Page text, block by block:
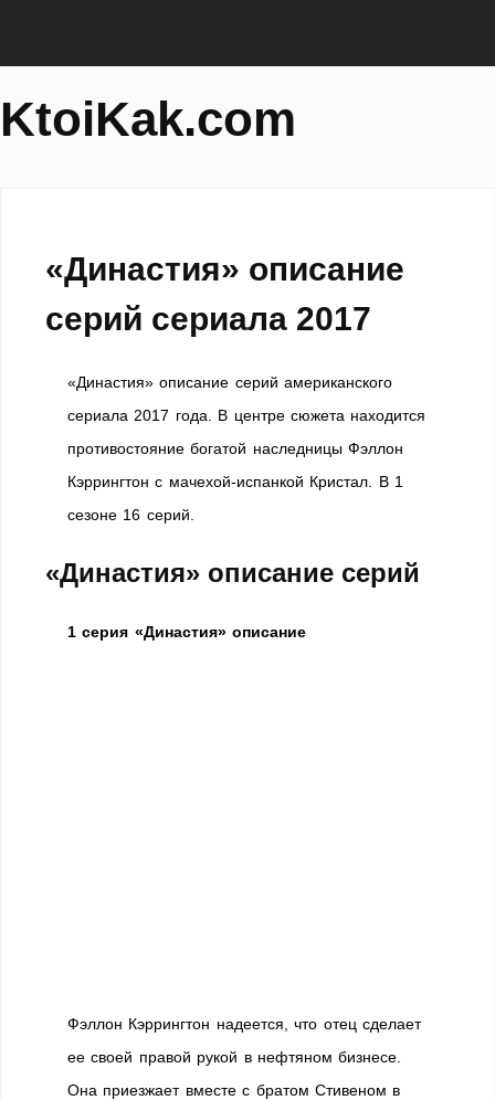
KtoiKak.com
«Династия» описание
серий сериала 2017
«Династия» описание серий американского
сериала 2017 года. В центре сюжета находится
противостояние богатой наследницы Фэллон
Кэррингтон с мачехой-испанкой Кристал. В 1
сезоне 16 серий.
«Династия» описание серий
1 серия «Династия» описание
Фэллон Кэррингтон надеется, что отец сделает
ее своей правой рукой в нефтяном бизнесе.
Она приезжает вместе с братом Стивеном в